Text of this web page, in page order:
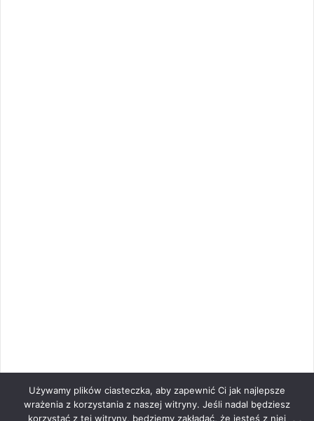
Używamy plików ciasteczka, aby zapewnić Ci jak najlepsze
wrażenia z korzystania z naszej witryny. Jeśli nadal będziesz
korzystać z tej witryny, będziemy zakładać, że jesteś z niej